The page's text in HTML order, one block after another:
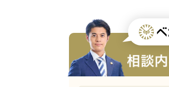
法テラス愛知を利用する
法テラスに相談する
民事法律扶助制度の